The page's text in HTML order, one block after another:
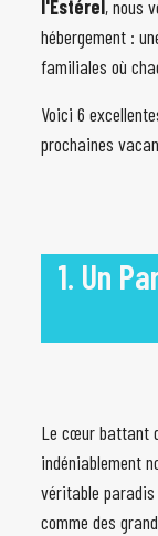
l'Estérel, nous
hébergement :
familiales où
Voici 6 excellentes raisons de nous faire confiance pour vos
prochaines
1. Un
Le cœur battant
indéniablement
véritable
comme des